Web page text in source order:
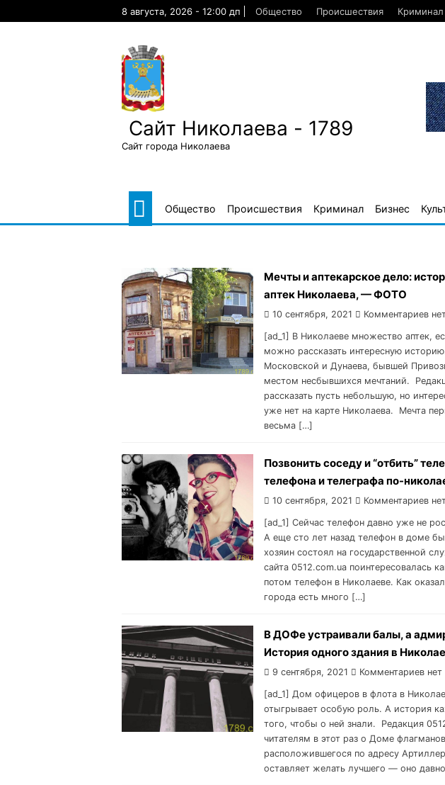
8 августа, 2026 - 12:00 дп Общество Происшествия Криминал
Сайт Николаева - 1789
Сайт города Николаева
Общество Происшествия Криминал Бизнес
Мечты и аптекарское дело:
аптек Николаева, — ФОТО
10 сентября, 2021 Комментариев
[ad_1] В Николаеве множество аптек,
можно рассказать интересную
Московской и Дунаева, бывшей
местом несбывшихся мечтаний.
рассказать пусть небольшую, но
уже нет на карте Николаева. Мечта
весьма […]
Позвонить соседу и “отбить”
телефона и телеграфа по-
10 сентября, 2021 Комментариев
[ad_1] Сейчас телефон давно уже не
А еще сто лет назад телефон в доме
хозяин состоял на государственной
сайта 0512.com.ua поинтересовалась
потом телефон в Николаеве. Как
города есть много […]
В ДОФе устраивали балы, а
История одного здания в
9 сентября, 2021 Комментариев нет
[ad_1] Дом офицеров в флота в
отыгрывает особую роль. А история
того, чтобы о ней знали. Редакция
читателям в этот раз о Доме
расположившегося по адресу
оставляет желать лучшего — оно